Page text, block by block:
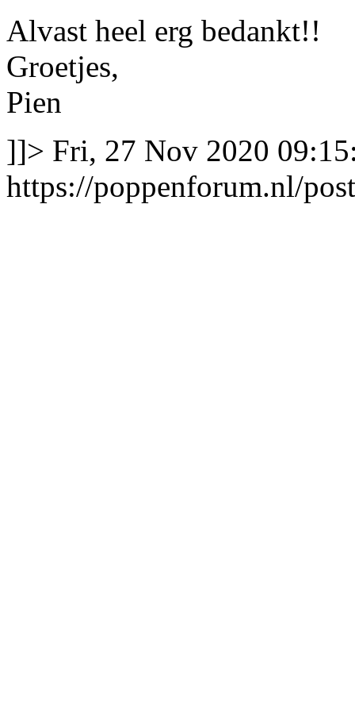
Alvast heel erg bedankt!!
Groetjes,
Pien
]]> Fri, 27 Nov 2020
https://poppenforum.nl/